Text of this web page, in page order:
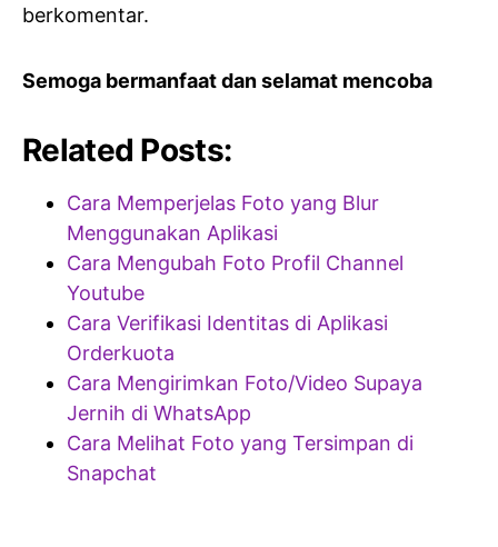
berkomentar.
Semoga bermanfaat dan selamat mencoba
Related Posts:
Cara Memperjelas Foto yang Blur
Menggunakan Aplikasi
Cara Mengubah Foto Profil Channel
Youtube
Cara Verifikasi Identitas di Aplikasi
Orderkuota
Cara Mengirimkan Foto/Video Supaya
Jernih di WhatsApp
Cara Melihat Foto yang Tersimpan di
Snapchat